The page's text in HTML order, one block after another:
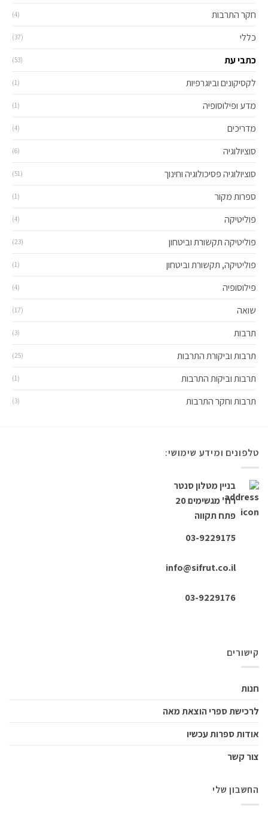
חקר התרבות (4)
כללי (37)
כתבי עת (53)
לקסיקונים וביוגרפיות (1)
מדע ופילוסופיה (1)
מדריכים (4)
סוציולוגיה (6)
סוציולוגיה פסיכולוגיה וחינוך (51)
ספרות מקור (1)
פוליטיקה (4)
פוליטיקה תקשורת וביטחון (23)
פוליטיקה, תקשורת וביטחון (1)
פילוסופיה (4)
שואה (17)
תרבות (3)
תרבות וביקורת התרבות (25)
תרבות וביקות התרבות (1)
תרבות וחקר התרבות (3)
טלפונים ומידע שימושי:
בניין מטלון סנטר
רח' מגשימים 20
פתח תקווה
03-9229175
info@sifrut.co.il
קישורים
חנות
לרכישת ספרי הוצאת מאה
אודות ספרות עכשיו
צור קשר
החשבון שלי